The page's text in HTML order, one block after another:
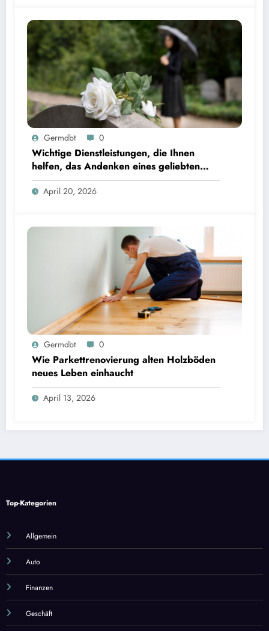
Germdbt 0
Wichtige Dienstleistungen, die Ihnen
helfen, das Andenken eines geliebten
Menschen in Würde zu bewahren
April 20, 2026
Germdbt 0
Wie Parkettrenovierung alten Holzböden
neues Leben einhaucht
April 13, 2026
Top-Kategorien
Allgemein
Auto
Finanzen
Geschäft